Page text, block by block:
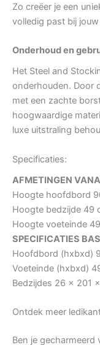
Zo creëer je een
volledig past bij jouw
Onderhoud en
Het Steel and
onderhouden. Door
met een zachte
hoogwaardige
luxe uitstraling
Specificaties:
AFMETINGEN
Hoogte hoofdbord
Hoogte bedzijde 49
Hoogte voeteinde
SPECIFICATIES
Hoofdbord (hxbxd)
Voeteinde (hxbxd)
Bedzijdes 26 x 201
Ontdek meer
Ben je